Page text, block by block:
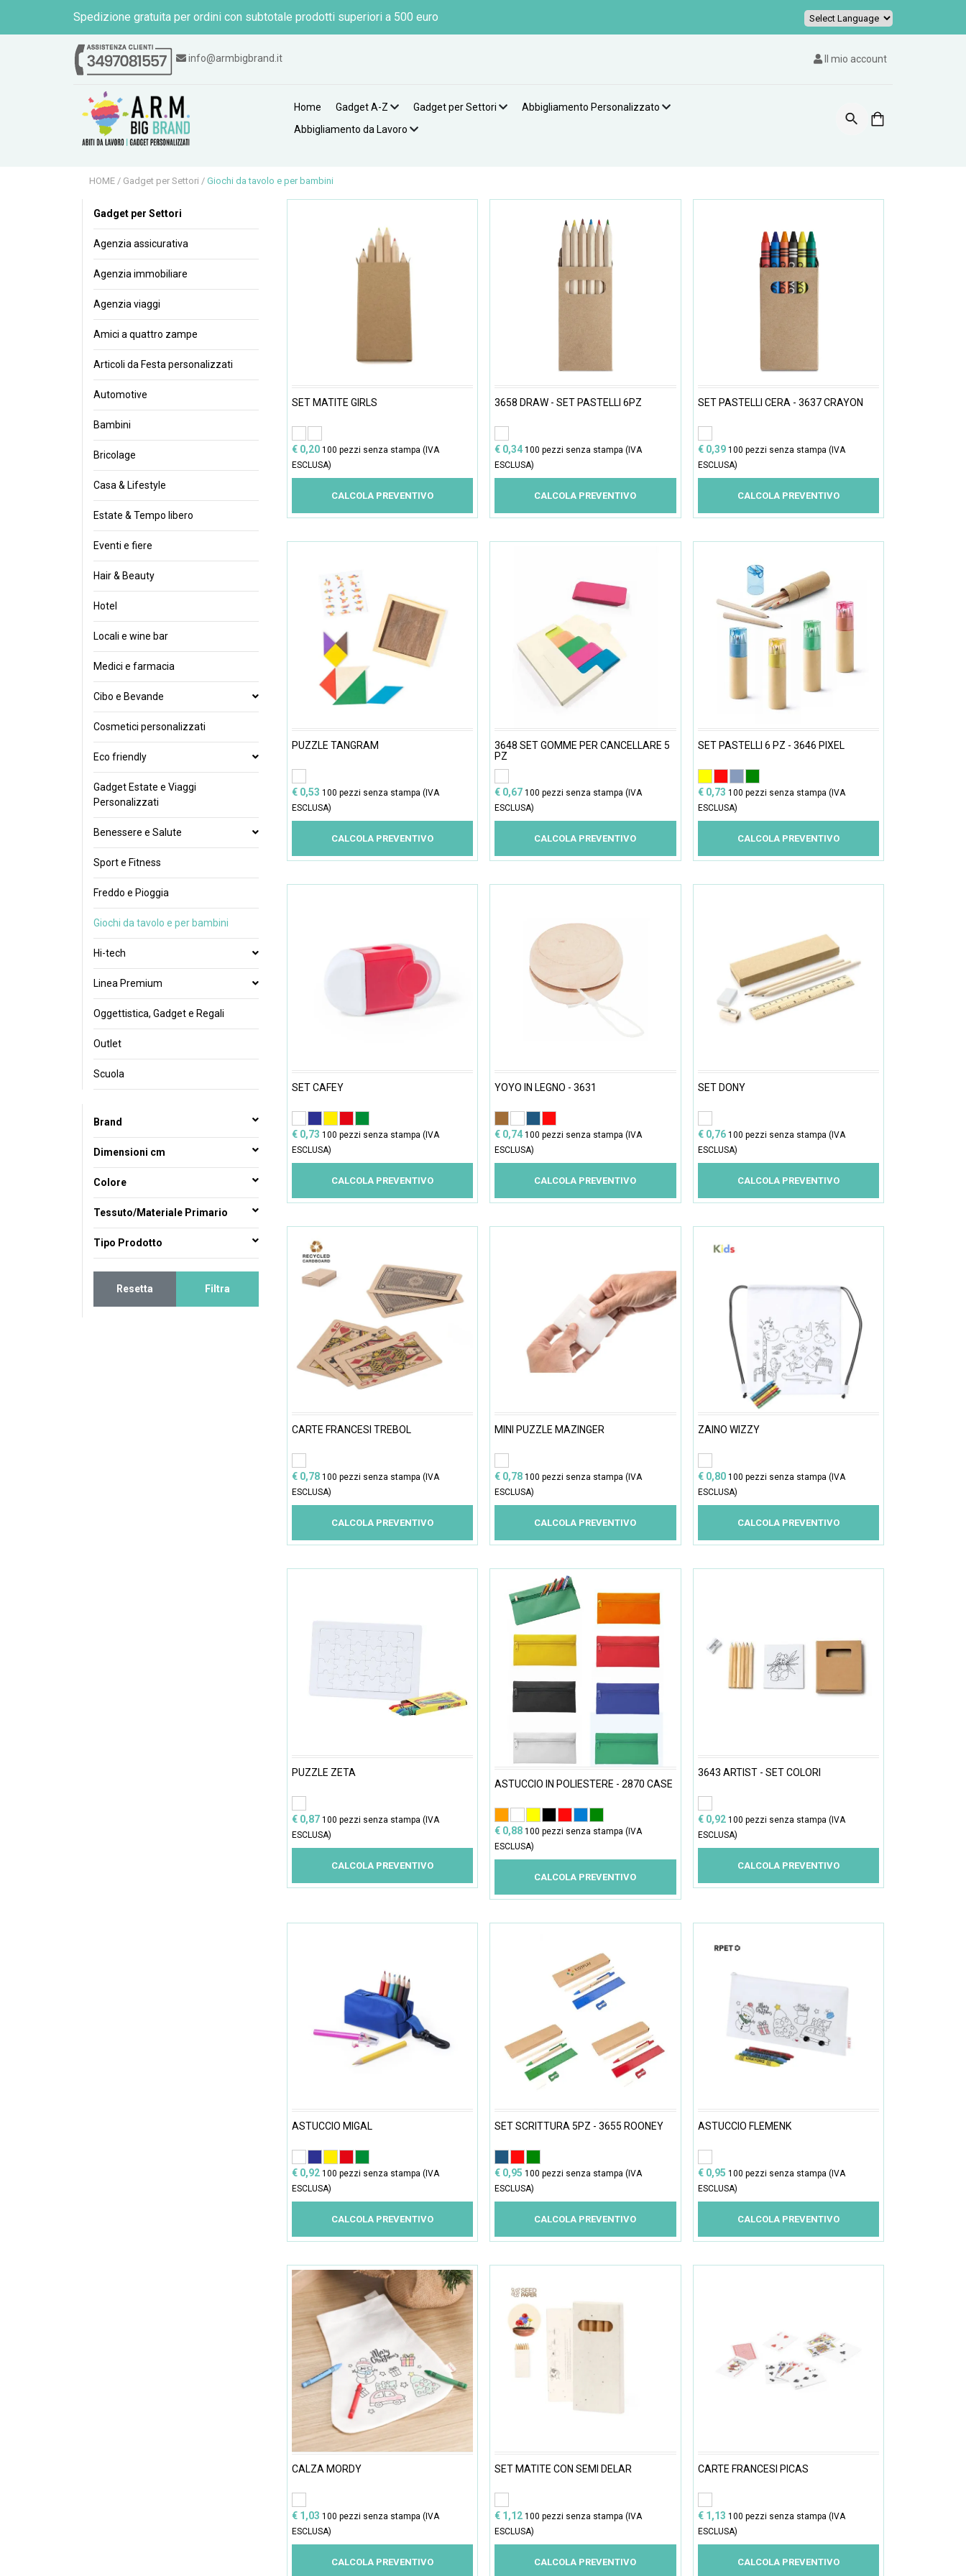
Spedizione gratuita per ordini con subtotale prodotti superiori a 500 euro
Powered by
info@armbigbrand.it Il mio account
Home Gadget A-Z Gadget per Settori
Abbigliamento Personalizzato
Abbigliamento da Lavoro
HOME / Gadget per Settori / Giochi da tavolo e per bambini
Gadget per Settori
Agenzia assicurativa
Agenzia immobiliare
Agenzia viaggi
Amici a quattro zampe
Articoli da Festa personalizzati
Automotive
Bambini
Bricolage
Casa & Lifestyle
Estate & Tempo libero
Eventi e fiere
Hair & Beauty
Hotel
Locali e wine bar
Medici e farmacia
Cibo e Bevande
Cosmetici personalizzati
Eco friendly
Gadget Estate e Viaggi
Personalizzati
Benessere e Salute
Sport e Fitness
Freddo e Pioggia
Giochi da tavolo e per bambini
Hi-tech
Linea Premium
Oggettistica, Gadget e Regali
Outlet
Scuola
Brand
Dimensioni cm
Colore
Tessuto/Materiale Primario
Tipo Prodotto
Resetta Filtra
SET MATITE GIRLS
€ 0,20 100 pezzi senza stampa (IVA
ESCLUSA)
CALCOLA PREVENTIVO
3658 DRAW - SET PASTELLI 6PZ
€ 0,34100 pezzi senza stampa (IVA
ESCLUSA)
CALCOLA PREVENTIVO
SET PASTELLI CERA - 3637 CRAYON
€ 0,39 100 pezzi senza stampa (IVA
ESCLUSA)
CALCOLA PREVENTIVO
PUZZLE TANGRAM
€ 0,53 100 pezzi senza stampa (IVA
ESCLUSA)
CALCOLA PREVENTIVO
3648 SET GOMME PER CANCELLARE 5
PZ
€ 0,67100 pezzi senza stampa (IVA
ESCLUSA)
CALCOLA PREVENTIVO
SET PASTELLI 6 PZ - 3646 PIXEL
€ 0,73 100 pezzi senza stampa (IVA
ESCLUSA)
CALCOLA PREVENTIVO
SET CAFEY
€ 0,73 100 pezzi senza stampa (IVA
ESCLUSA)
CALCOLA PREVENTIVO
YOYO IN LEGNO - 3631
€ 0,74100 pezzi senza stampa (IVA
ESCLUSA)
CALCOLA PREVENTIVO
SET DONY
€ 0,76 100 pezzi senza stampa (IVA
ESCLUSA)
CALCOLA PREVENTIVO
CARTE FRANCESI TREBOL
€ 0,78 100 pezzi senza stampa (IVA
ESCLUSA)
CALCOLA PREVENTIVO
MINI PUZZLE MAZINGER
€ 0,78100 pezzi senza stampa (IVA
ESCLUSA)
CALCOLA PREVENTIVO
ZAINO WIZZY
€ 0,80 100 pezzi senza stampa (IVA
ESCLUSA)
CALCOLA PREVENTIVO
PUZZLE ZETA
€ 0,87 100 pezzi senza stampa (IVA
ESCLUSA)
CALCOLA PREVENTIVO
ASTUCCIO IN POLIESTERE - 2870 CASE
€ 0,88100 pezzi senza stampa (IVA
ESCLUSA)
CALCOLA PREVENTIVO
3643 ARTIST - SET COLORI
€ 0,92 100 pezzi senza stampa (IVA
ESCLUSA)
CALCOLA PREVENTIVO
ASTUCCIO MIGAL
€ 0,92 100 pezzi senza stampa (IVA
ESCLUSA)
CALCOLA PREVENTIVO
SET SCRITTURA 5PZ - 3655 ROONEY
€ 0,95100 pezzi senza stampa (IVA
ESCLUSA)
CALCOLA PREVENTIVO
ASTUCCIO FLEMENK
€ 0,95 100 pezzi senza stampa (IVA
ESCLUSA)
CALCOLA PREVENTIVO
CALZA MORDY
€ 1,03 100 pezzi senza stampa (IVA
ESCLUSA)
CALCOLA PREVENTIVO
SET MATITE CON SEMI DELAR
€ 1,12100 pezzi senza stampa (IVA
ESCLUSA)
CALCOLA PREVENTIVO
CARTE FRANCESI PICAS
€ 1,13 100 pezzi senza stampa (IVA
ESCLUSA)
CALCOLA PREVENTIVO